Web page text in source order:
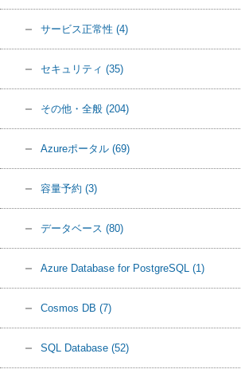
サービス正常性 (4)
セキュリティ (35)
その他・全般 (204)
Azureポータル (69)
容量予約 (3)
データベース (80)
Azure Database for PostgreSQL (1)
Cosmos DB (7)
SQL Database (52)